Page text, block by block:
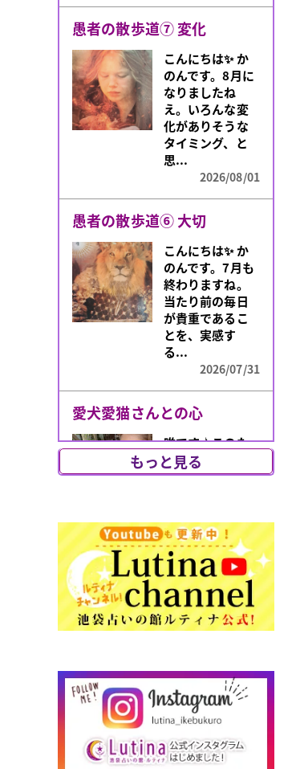
愚者の散歩道⑦ 変化
こんにちは✨️ か
のんです。8月に
なりましたね
え。いろんな変
化がありそうな
タイミング、と
思...
2026/08/01
愚者の散歩道⑥ 大切
こんにちは✨️ か
のんです。7月も
終わりますね。
当たり前の毎日
が貴重であるこ
とを、実感す
る...
2026/07/31
愛犬愛猫さんとの心
唯です♪このた
び、アニマルリ
ーディング特別鑑
した。大切な愛
犬...
2026/07/29
もっと見る